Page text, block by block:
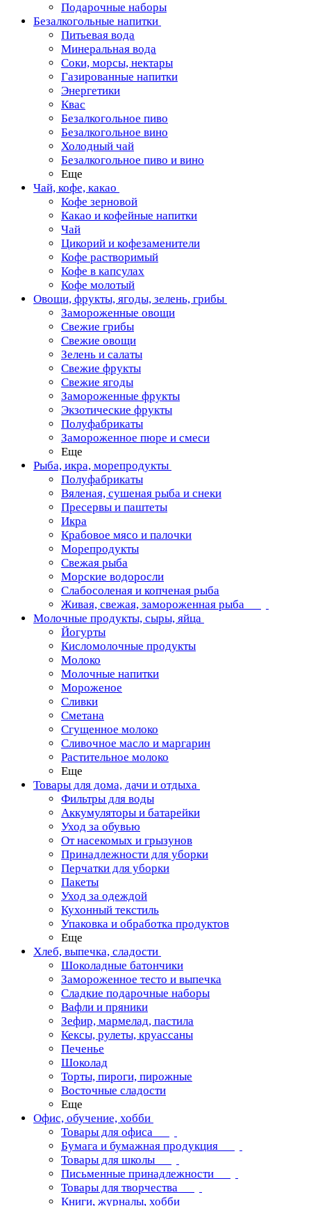
Подарочные наборы
Безалкогольные напитки
Питьевая вода
Минеральная вода
Соки, морсы, нектары
Газированные напитки
Энергетики
Квас
Безалкогольное пиво
Безалкогольное вино
Холодный чай
Безалкогольное пиво и вино
Еще
Чай, кофе, какао
Кофе зерновой
Какао и кофейные напитки
Чай
Цикорий и кофезаменители
Кофе растворимый
Кофе в капсулах
Кофе молотый
Овощи, фрукты, ягоды, зелень, грибы
Замороженные овощи
Свежие грибы
Свежие овощи
Зелень и салаты
Свежие фрукты
Свежие ягоды
Замороженные фрукты
Экзотические фрукты
Полуфабрикаты
Замороженное пюре и смеси
Еще
Рыба, икра, морепродукты
Полуфабрикаты
Вяленая, сушеная рыба и снеки
Пресервы и паштеты
Икра
Крабовое мясо и палочки
Морепродукты
Свежая рыба
Морские водоросли
Слабосоленая и копченая рыба
Живая, свежая, замороженная рыба
Молочные продукты, сыры, яйца
Йогурты
Кисломолочные продукты
Молоко
Молочные напитки
Мороженое
Сливки
Сметана
Сгущенное молоко
Сливочное масло и маргарин
Растительное молоко
Еще
Товары для дома, дачи и отдыха
Фильтры для воды
Аккумуляторы и батарейки
Уход за обувью
От насекомых и грызунов
Принадлежности для уборки
Перчатки для уборки
Пакеты
Уход за одеждой
Кухонный текстиль
Упаковка и обработка продуктов
Еще
Хлеб, выпечка, сладости
Шоколадные батончики
Замороженное тесто и выпечка
Сладкие подарочные наборы
Вафли и пряники
Зефир, мармелад, пастила
Кексы, рулеты, круассаны
Печенье
Шоколад
Торты, пироги, пирожные
Восточные сладости
Еще
Офис, обучение, хобби
Товары для офиса
Бумага и бумажная продукция
Товары для школы
Письменные принадлежности
Товары для творчества
Книги, журналы, хобби